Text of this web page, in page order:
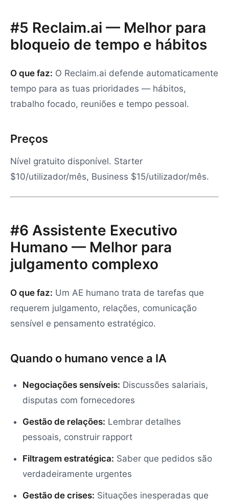
#5 Reclaim.ai — Melhor para
bloqueio de tempo e hábitos
O que faz: O Reclaim.ai defende automaticamente
tempo para as tuas prioridades — hábitos,
trabalho focado, reuniões e tempo pessoal.
Preços
Nível gratuito disponível. Starter
$10/utilizador/mês, Business $15/utilizador/mês.
#6 Assistente Executivo
Humano — Melhor para
julgamento complexo
O que faz: Um AE humano trata de tarefas que
requerem julgamento, relações, comunicação
sensível e pensamento estratégico.
Quando o humano vence a IA
Negociações sensíveis: Discussões salariais,
disputas com fornecedores
Gestão de relações: Lembrar detalhes
pessoais, construir rapport
Filtragem estratégica: Saber que pedidos são
verdadeiramente urgentes
Gestão de crises: Situações inesperadas que